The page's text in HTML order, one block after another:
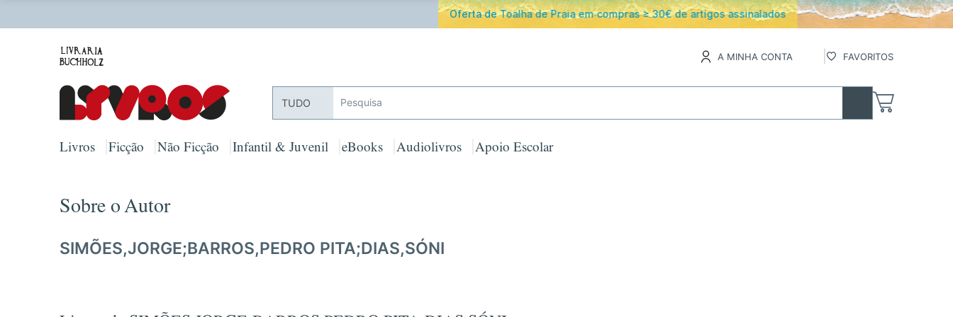
Oferta de Toalha de Praia em compras ≥ 30€ de artigos assinalados
A MINHA CONTA FAVORITOS
TUDO
Livros Ficção Não Ficção Infantil & Juvenil eBooks Audiolivros Apoio Escolar
Sobre o Autor
SIMÕES,JORGE;BARROS,PEDRO PITA;DIAS,SÓNI